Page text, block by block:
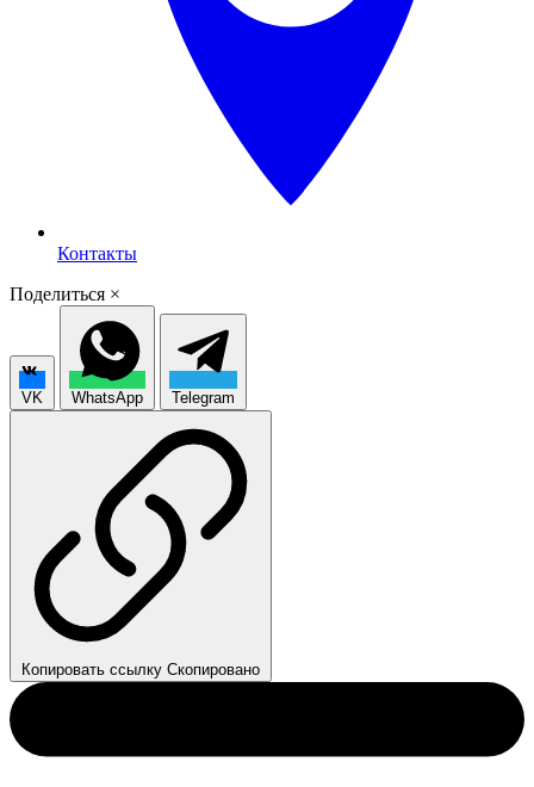
Контакты
Поделиться ×
VK WhatsApp Telegram
Копировать ссылку Скопировано